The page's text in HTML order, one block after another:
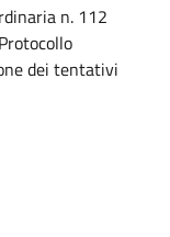
n. 112
dei tentativi